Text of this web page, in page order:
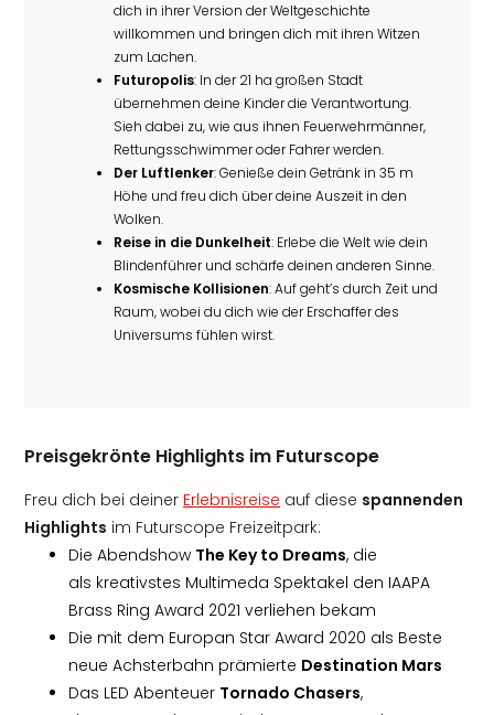
dich in ihrer Version der Weltgeschichte
willkommen und bringen dich mit ihren Witzen
zum Lachen.
Futuropolis: In der 21 ha großen Stadt
übernehmen deine Kinder die Verantwortung.
Sieh dabei zu, wie aus ihnen Feuerwehrmänner,
Rettungsschwimmer oder Fahrer werden.
Der Luftlenker: Genieße dein Getränk in 35 m
Höhe und freu dich über deine Auszeit in den
Wolken.
Reise in die Dunkelheit: Erlebe die Welt wie dein
Blindenführer und schärfe deinen anderen Sinne.
Kosmische Kollisionen: Auf geht’s durch Zeit und
Raum, wobei du dich wie der Erschaffer des
Universums fühlen wirst.
Preisgekrönte Highlights im Futurscope
Freu dich bei deiner Erlebnisreise auf diese spannenden
Highlights im Futurscope Freizeitpark:
Die Abendshow The Key to Dreams, die
als kreativstes Multimeda Spektakel den IAAPA
Brass Ring Award 2021 verliehen bekam
Die mit dem Europan Star Award 2020 als Beste
neue Achsterbahn prämierte Destination Mars
Das LED Abenteuer Tornado Chasers,